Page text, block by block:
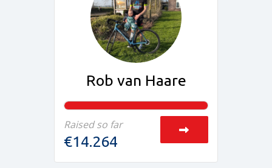
Rob van Haare
Raised so far
€14.264